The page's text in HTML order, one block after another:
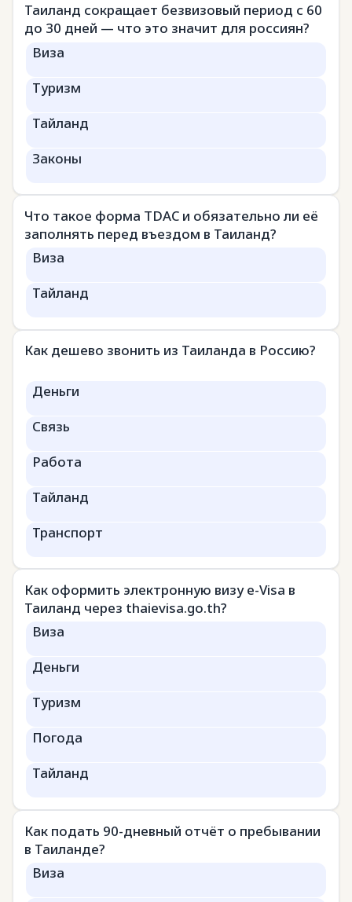
Таиланд сокращает безвизовый период с 60
до 30 дней — что это значит для россиян?
Виза
Туризм
Тайланд
Законы
Что такое форма TDAC и обязательно ли её
заполнять перед въездом в Таиланд?
Виза
Тайланд
Как дешево звонить из Таиланда в Россию?
Деньги
Связь
Работа
Тайланд
Транспорт
Как оформить электронную визу e-Visa в
Таиланд через thaievisa.go.th?
Виза
Деньги
Туризм
Погода
Тайланд
Как подать 90-дневный отчёт о пребывании
в Таиланде?
Виза